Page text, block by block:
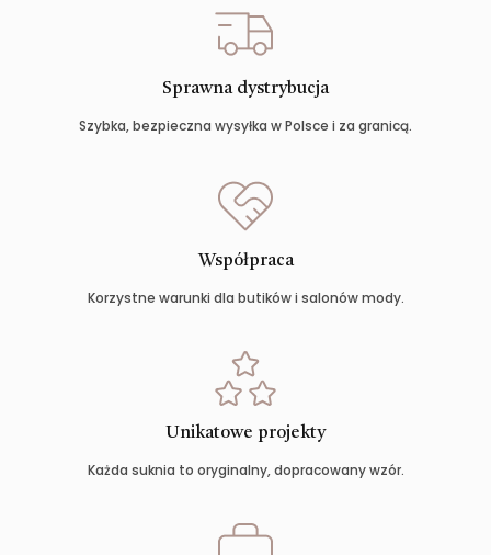
Sprawna dystrybucja
Szybka, bezpieczna wysyłka w Polsce i za granicą.
Współpraca
Korzystne warunki dla butików i salonów mody.
Unikatowe projekty
Każda suknia to oryginalny, dopracowany wzór.